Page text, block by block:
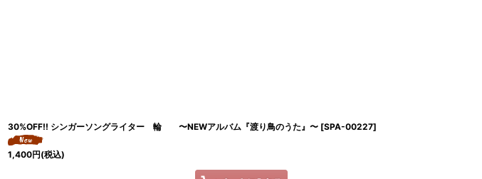
30%OFF!! シンガーソングライター 輪 〜NEWアルバム『渡り鳥のうた』〜 [SPA-00227]
1,400円(税込)